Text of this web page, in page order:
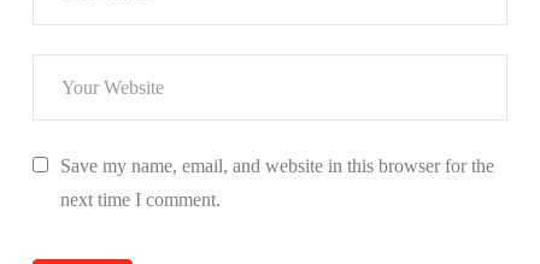
Save my name, email, and website in this browser for the
next time I comment.